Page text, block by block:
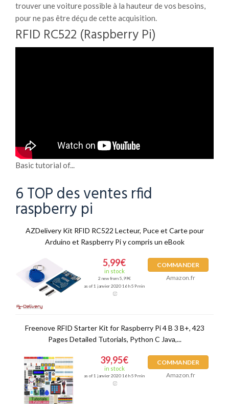
trouver une voiture possible à la hauteur de vos besoins,
pour ne pas être déçu de cette acquisition.
RFID RC522 (Raspberry Pi)
Basic tutorial of...
6 TOP des ventes rfid
raspberry pi
AZDelivery Kit RFID RC522 Lecteur, Puce et Carte pour
Arduino et Raspberry Pi y compris un eBook
5,99€
in stock
2 new from 5,99€
as of 1 janvier 2020 16 h 59 min
COMMANDER
Amazon.fr
Freenove RFID Starter Kit for Raspberry Pi 4 B 3 B+, 423
Pages Detailed Tutorials, Python C Java,...
39,95€
in stock
as of 1 janvier 2020 16 h 59 min
COMMANDER
Amazon.fr